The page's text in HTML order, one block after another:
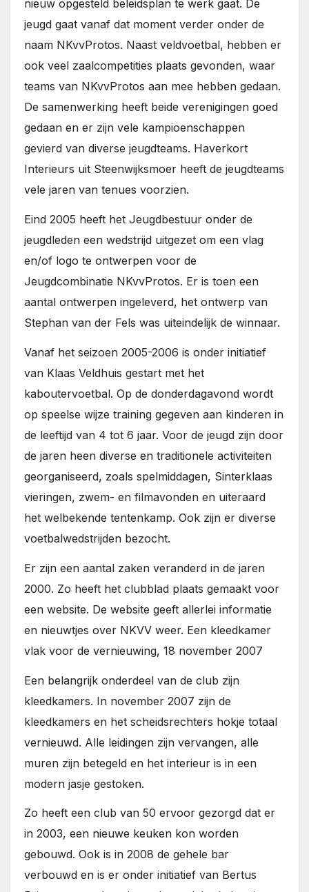
nieuw opgesteld beleidsplan te werk gaat. De
jeugd gaat vanaf dat moment verder onder de
naam NKvvProtos. Naast veldvoetbal, hebben er
ook veel zaalcompetities plaats gevonden, waar
teams van NKvvProtos aan mee hebben gedaan.
De samenwerking heeft beide verenigingen goed
gedaan en er zijn vele kampioenschappen
gevierd van diverse jeugdteams. Haverkort
Interieurs uit Steenwijksmoer heeft de jeugdteams
vele jaren van tenues voorzien.
Eind 2005 heeft het Jeugdbestuur onder de
jeugdleden een wedstrijd uitgezet om een vlag
en/of logo te ontwerpen voor de
Jeugdcombinatie NKvvProtos. Er is toen een
aantal ontwerpen ingeleverd, het ontwerp van
Stephan van der Fels was uiteindelijk de winnaar.
Vanaf het seizoen 2005-2006 is onder initiatief
van Klaas Veldhuis gestart met het
kaboutervoetbal. Op de donderdagavond wordt
op speelse wijze training gegeven aan kinderen in
de leeftijd van 4 tot 6 jaar. Voor de jeugd zijn door
de jaren heen diverse en traditionele activiteiten
georganiseerd, zoals spelmiddagen, Sinterklaas
vieringen, zwem- en filmavonden en uiteraard
het welbekende tentenkamp. Ook zijn er diverse
voetbalwedstrijden bezocht.
Er zijn een aantal zaken veranderd in de jaren
2000. Zo heeft het clubblad plaats gemaakt voor
een website. De website geeft allerlei informatie
en nieuwtjes over NKVV weer. Een kleedkamer
vlak voor de vernieuwing, 18 november 2007
Een belangrijk onderdeel van de club zijn
kleedkamers. In november 2007 zijn de
kleedkamers en het scheidsrechters hokje totaal
vernieuwd. Alle leidingen zijn vervangen, alle
muren zijn betegeld en het interieur is in een
modern jasje gestoken.
Zo heeft een club van 50 ervoor gezorgd dat er
in 2003, een nieuwe keuken kon worden
gebouwd. Ook is in 2008 de gehele bar
verbouwd en is er onder initiatief van Bertus